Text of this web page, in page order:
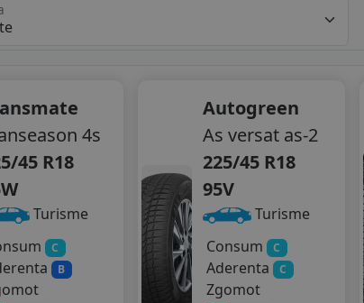
4s
45 R18
Turisme
C
B
Autogreen
As versat as-2
225/45 R18
95V
Turisme
Consum
C
Aderenta C
Zgomot